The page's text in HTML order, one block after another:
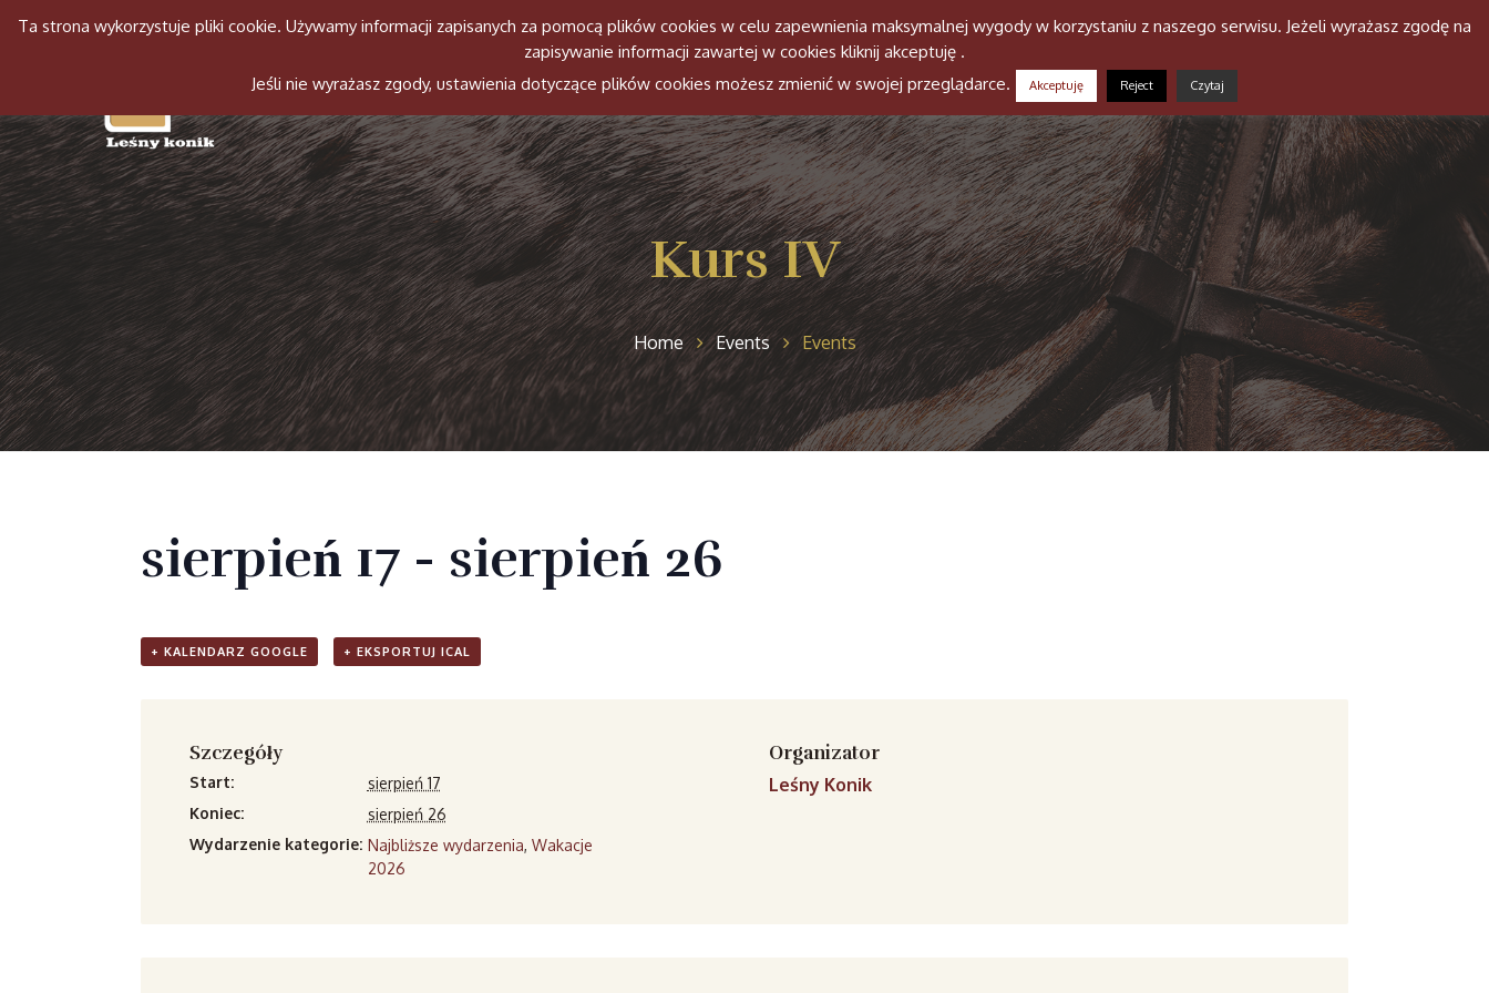
Witamy Ekipa Konie Historia stajni Niusy Galeria
Kurs IV
Home Events Events
sierpień 17 - sierpień 26
+ KALENDARZ GOOGLE + EKSPORTUJ ICAL
Szczegóły
Start:
sierpień 17
Koniec:
sierpień 26
Wydarzenie kategorie: Najbliższe wydarzenia, Wakacje
2026
Organizator
Leśny Konik
Ta strona wykorzystuje pliki cookie. Używamy informacji zapisanych za pomocą plików cookies w celu zapewnienia maksymalnej wygody w korzystaniu z naszego serwisu. Jeżeli wyrażasz zgodę na
zapisywanie informacji zawartej w cookies kliknij akceptuję .
Jeśli nie wyrażasz zgody, ustawienia dotyczące plików cookies możesz zmienić w swojej przeglądarce.
Akceptuję Reject Czytaj